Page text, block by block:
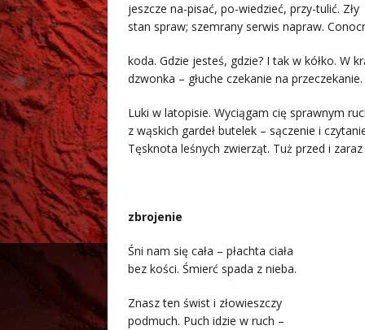
jeszcze na-pisać, po-wiedzieć, przy-tulić. Zły
stan spraw; szemrany serwis napraw.
koda. Gdzie jesteś, gdzie? I tak w kółko. W
dzwonka – głuche czekanie na przeczekanie.
Luki w latopisie. Wyciągam cię sprawnym
z wąskich gardeł butelek – sączenie i
Tęsknota leśnych zwierząt. Tuż przed i zaraz
zbrojenie
Śni nam się cała – płachta ciała
bez kości. Śmierć spada z nieba.
Znasz ten świst i złowieszczy
podmuch. Puch idzie w ruch –